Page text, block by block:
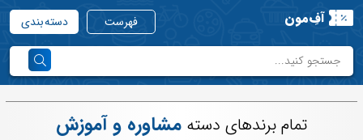
آفِ‌مون فهرست دسته بندی
تمام برندهای دسته مشاوره و آموزش